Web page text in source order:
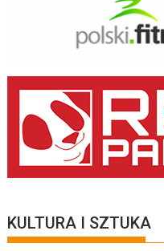
KULTURA I SZTUKA